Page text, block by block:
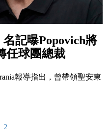
記曝Popovich將
任球團總裁
報導指出，曾帶領聖安東
2